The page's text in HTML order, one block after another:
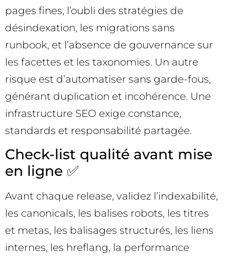
pages fines, l’oubli des stratégies de
désindexation, les migrations sans
runbook, et l’absence de gouvernance sur
les facettes et les taxonomies. Un autre
risque est d’automatiser sans garde-fous,
générant duplication et incohérence. Une
infrastructure SEO exige constance,
standards et responsabilité partagée.
Check-list qualité avant mise
en ligne ✅
Avant chaque release, validez l’indexabilité,
les canonicals, les balises robots, les titres
et metas, les balisages structurés, les liens
internes, les hreflang, la performance